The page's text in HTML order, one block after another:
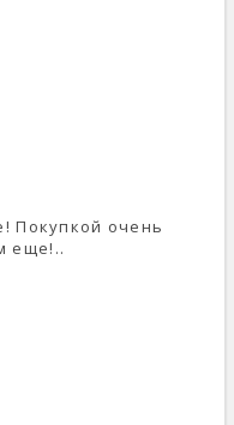
Покупкой очень
еще!..